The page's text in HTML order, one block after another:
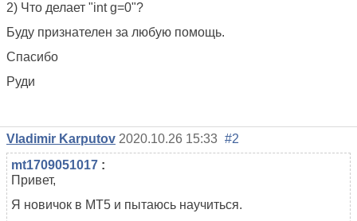
2) Что делает "int g=0"?
Буду признателен за любую помощь.
Спасибо
Руди
Vladimir Karputov 2020.10.26 15:33 #2
mt1709051017 :
Привет,
Я новичок в MT5 и пытаюсь научиться.